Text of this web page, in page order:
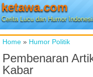
ketawa.com
Cerita Lucu dan Humor
Home » Humor Politik
Pembenaran
Kabar